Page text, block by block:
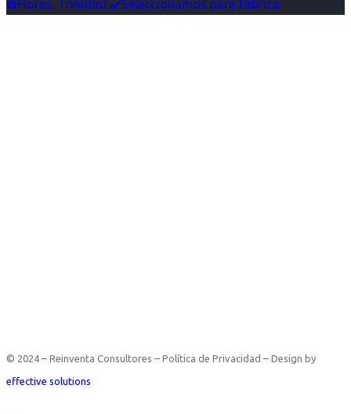
☎️Flores, Trinidad ✔️Seleccionamos para Fábrica
© 2024 – Reinventa Consultores – Política de Privacidad – Design by
effective solutions